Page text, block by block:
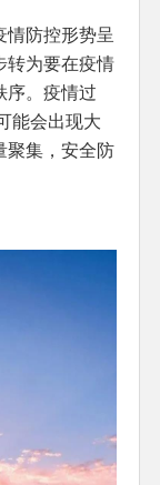
情防控形势呈
转为要在疫情
序。疫情过
能会出现大
聚集，安全防